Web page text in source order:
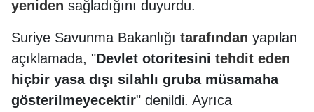
yeniden sağladığını duyurdu.
Suriye Savunma Bakanlığı tarafından yapılan
açıklamada, "Devlet otoritesini tehdit eden
hiçbir yasa dışı silahlı gruba müsamaha
gösterilmeyecektir" denildi. Ayrıca